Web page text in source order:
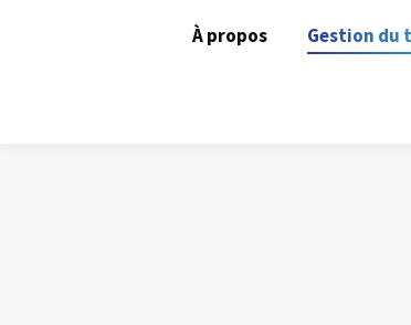
À propos Gestion du